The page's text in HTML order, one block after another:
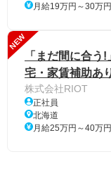
月給19万円～30万円
NEW
「まだ間に合う
宅・家賃補助あ
株式会社RIOT
正社員
北海道
月給25万円～40万円